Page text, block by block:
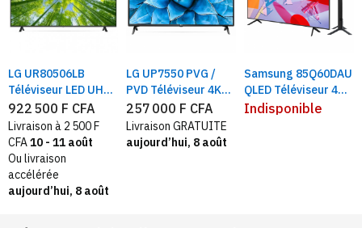
LG UR80506LB
Téléviseur LED UHD
4K 86" , ThinQ AI TV,
Smart TV Noir,
Processeur a7
922 500 F CFA
Livraison à 2 500 F
CFA10 - 11 août
Ou livraison
accélérée
aujourd’hui, 8 août
LG UP7550 PVG /
PVD Téléviseur 4K
43" / 50" UHD Smart
LED TV
257 000 F CFA
Livraison GRATUITE
aujourd’hui, 8 août
Samsung 85Q60DAU
QLED Téléviseur 4K
HDR Smart TV |
Indisponible